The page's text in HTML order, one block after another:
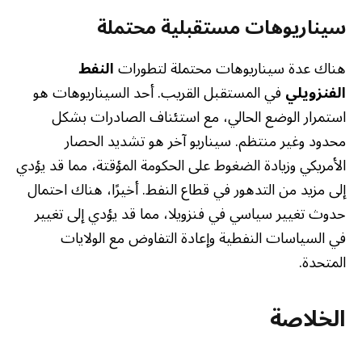
سيناريوهات مستقبلية محتملة
هناك عدة سيناريوهات محتملة لتطوراتالنفط
الفنزويليفي المستقبل القريب. أحد السيناريوهات هو
استمرار الوضع الحالي، مع استئناف الصادرات بشكل
محدود وغير منتظم. سيناريو آخر هو تشديد الحصار
الأمريكي وزيادة الضغوط على الحكومة المؤقتة، مما قد يؤدي
إلى مزيد من التدهور في قطاع النفط. أخيرًا، هناك احتمال
حدوث تغيير سياسي في فنزويلا، مما قد يؤدي إلى تغيير
في السياسات النفطية وإعادة التفاوض مع الولايات
المتحدة.
الخلاصة